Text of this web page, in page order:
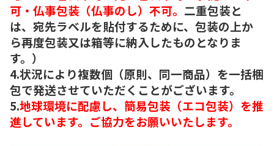
可・仏事包装（仏事のし）不可。 二重包装と
は、宛先ラベルを貼付するために、包装の上か
ら再度包装又は箱等に納入したものとなりま
す。）
4.状況により複数個（原則、同一商品）を一括梱
包で発送させていただくことがございます。
5.地球環境に配慮し、簡易包装（エコ包装）を推
進しています。ご協力をお願いいたします。